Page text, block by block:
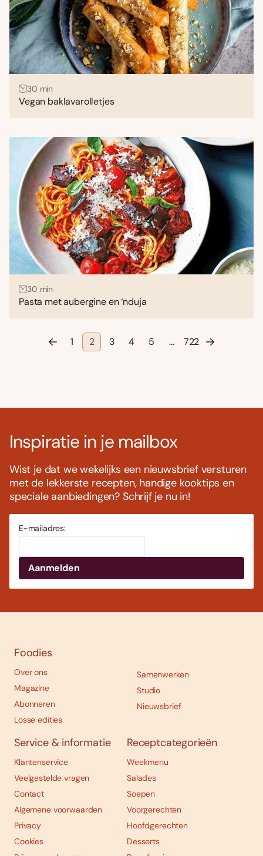
30 min
Vegan baklavarolletjes
30 min
Pasta met aubergine en ‘nduja
1 2 3 4 5 … 722
Inspiratie in je mailbox
Wist je dat we wekelijks een nieuwsbrief versturen
met de lekkerste recepten, handige kooktips en
speciale aanbiedingen? Schrijf je nu in!
E-mailadres:
Foodies
Over ons
Magazine
Abonneren
Losse edities
Samenwerken
Studio
Nieuwsbrief
Service & informatie
Klantenservice
Veelgestelde vragen
Contact
Algemene voorwaarden
Privacy
Cookies
Receptcategorieën
Weekmenu
Salades
Soepen
Voorgerechten
Hoofdgerechten
Desserts